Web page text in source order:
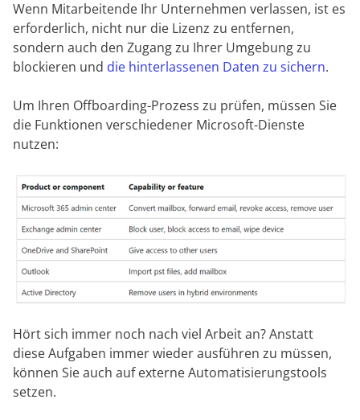
Wenn Mitarbeitende Ihr Unternehmen verlassen, ist es
erforderlich, nicht nur die Lizenz zu entfernen,
sondern auch den Zugang zu Ihrer Umgebung zu
blockieren und die hinterlassenen Daten zu sichern.
Um Ihren Offboarding-Prozess zu prüfen, müssen Sie
die Funktionen verschiedener Microsoft-Dienste
nutzen:
Hört sich immer noch nach viel Arbeit an? Anstatt
diese Aufgaben immer wieder ausführen zu müssen,
können Sie auch auf externe Automatisierungstools
setzen.